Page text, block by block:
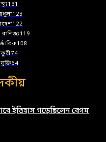
131
123
122
119
108
74
64
ইতিহাস গড়েছিলেন বেগম